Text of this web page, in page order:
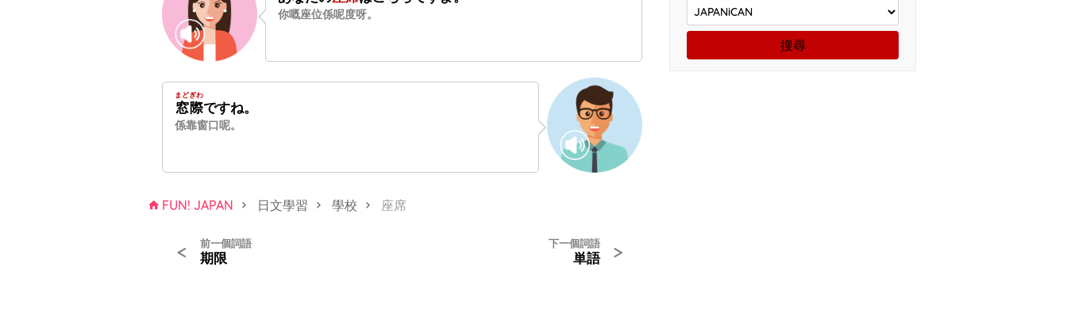
你嘅座位係呢度呀。
窓際
まどぎわ
ですね。
係靠窗口呢。
FUN! JAPAN 日文學習 學校 座席
< 前一個詞語
期限
下一個詞語
単語 >
搜尋